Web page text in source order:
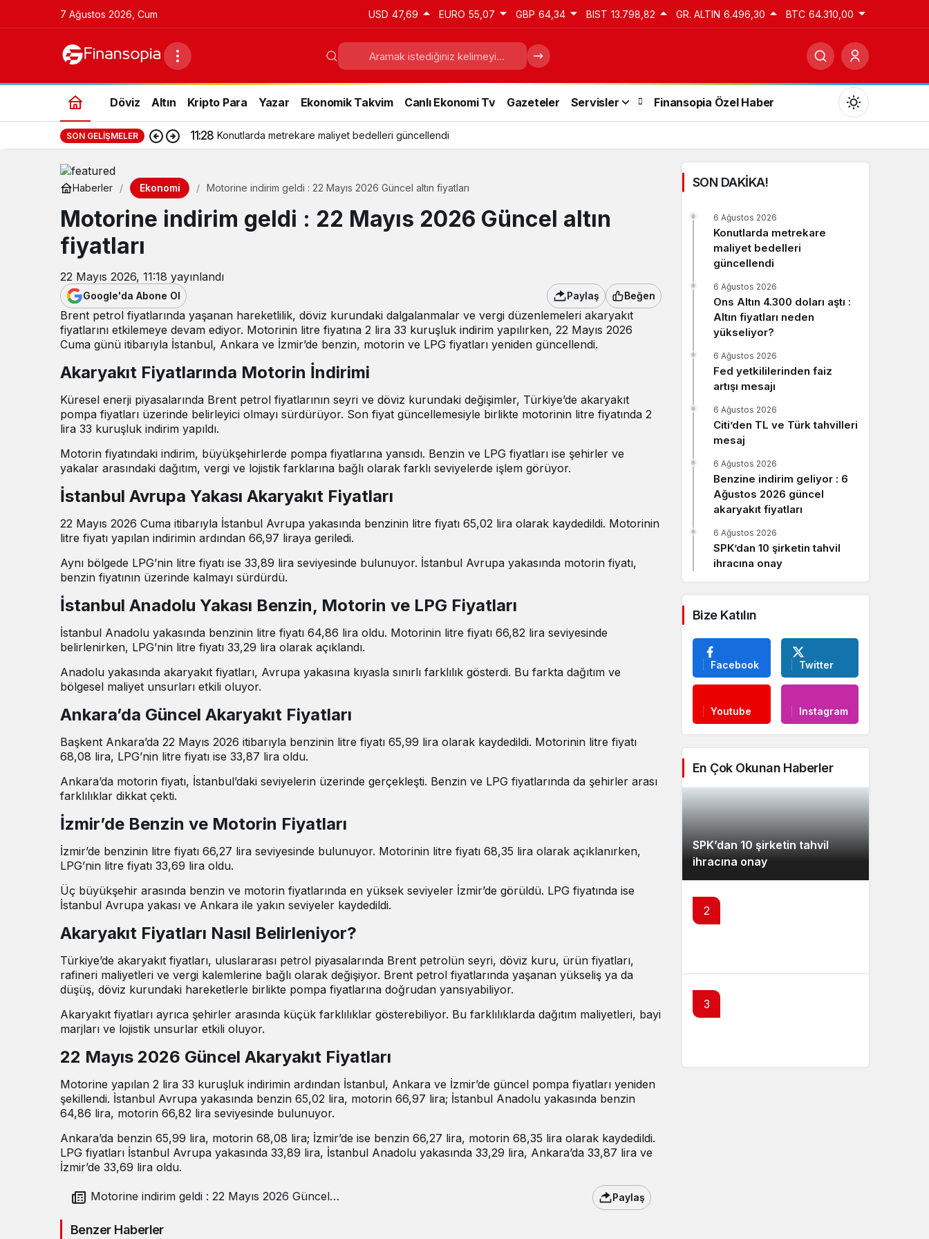
7 Ağustos 2026, Cum USD 47,69 EURO 55,07 GBP 64,34 BIST 13.798,82 GR. ALTIN 6.496,30 BTC 64.310,00
Döviz Altın Kripto Para Yazar Ekonomik Takvim Canlı Ekonomi Tv Gazeteler Servisler Finansopia Özel Haber
Gündüz modunu seçin.
Gece Modu
Sistem Modu
Sistem modunu seçin.
SON GELIŞMELER 11:28 Konutlarda metrekare maliyet bedelleri güncellendi
Haberler Ekonomi Motorine indirim geldi : 22 Mayıs 2026 Güncel altın fiyatları
Motorine indirim geldi : 22 Mayıs 2026 Güncel altın
fiyatları
22 Mayıs 2026, 11:18 yayınlandı
Google'da Abone Ol Paylaş Beğen
Brent petrol fiyatlarında yaşanan hareketlilik, döviz kurundaki dalgalanmalar ve vergi düzenlemeleri akaryakıt
fiyatlarını etkilemeye devam ediyor. Motorinin litre fiyatına 2 lira 33 kuruşluk indirim yapılırken, 22 Mayıs 2026
Cuma günü itibarıyla İstanbul, Ankara ve İzmir’de benzin, motorin ve LPG fiyatları yeniden güncellendi.
Akaryakıt Fiyatlarında Motorin İndirimi
Küresel enerji piyasalarında Brent petrol fiyatlarının seyri ve döviz kurundaki değişimler, Türkiye’de akaryakıt
pompa fiyatları üzerinde belirleyici olmayı sürdürüyor. Son fiyat güncellemesiyle birlikte motorinin litre fiyatında 2
lira 33 kuruşluk indirim yapıldı.
Motorin fiyatındaki indirim, büyükşehirlerde pompa fiyatlarına yansıdı. Benzin ve LPG fiyatları ise şehirler ve
yakalar arasındaki dağıtım, vergi ve lojistik farklarına bağlı olarak farklı seviyelerde işlem görüyor.
İstanbul Avrupa Yakası Akaryakıt Fiyatları
22 Mayıs 2026 Cuma itibarıyla İstanbul Avrupa yakasında benzinin litre fiyatı 65,02 lira olarak kaydedildi. Motorinin
litre fiyatı yapılan indirimin ardından 66,97 liraya geriledi.
Aynı bölgede LPG’nin litre fiyatı ise 33,89 lira seviyesinde bulunuyor. İstanbul Avrupa yakasında motorin fiyatı,
benzin fiyatının üzerinde kalmayı sürdürdü.
İstanbul Anadolu Yakası Benzin, Motorin ve LPG Fiyatları
İstanbul Anadolu yakasında benzinin litre fiyatı 64,86 lira oldu. Motorinin litre fiyatı 66,82 lira seviyesinde
belirlenirken, LPG’nin litre fiyatı 33,29 lira olarak açıklandı.
Anadolu yakasında akaryakıt fiyatları, Avrupa yakasına kıyasla sınırlı farklılık gösterdi. Bu farkta dağıtım ve
bölgesel maliyet unsurları etkili oluyor.
Ankara’da Güncel Akaryakıt Fiyatları
Başkent Ankara’da 22 Mayıs 2026 itibarıyla benzinin litre fiyatı 65,99 lira olarak kaydedildi. Motorinin litre fiyatı
68,08 lira, LPG’nin litre fiyatı ise 33,87 lira oldu.
Ankara’da motorin fiyatı, İstanbul’daki seviyelerin üzerinde gerçekleşti. Benzin ve LPG fiyatlarında da şehirler arası
farklılıklar dikkat çekti.
İzmir’de Benzin ve Motorin Fiyatları
İzmir’de benzinin litre fiyatı 66,27 lira seviyesinde bulunuyor. Motorinin litre fiyatı 68,35 lira olarak açıklanırken,
LPG’nin litre fiyatı 33,69 lira oldu.
Üç büyükşehir arasında benzin ve motorin fiyatlarında en yüksek seviyeler İzmir’de görüldü. LPG fiyatında ise
İstanbul Avrupa yakası ve Ankara ile yakın seviyeler kaydedildi.
Akaryakıt Fiyatları Nasıl Belirleniyor?
Türkiye’de akaryakıt fiyatları, uluslararası petrol piyasalarında Brent petrolün seyri, döviz kuru, ürün fiyatları,
rafineri maliyetleri ve vergi kalemlerine bağlı olarak değişiyor. Brent petrol fiyatlarında yaşanan yükseliş ya da
düşüş, döviz kurundaki hareketlerle birlikte pompa fiyatlarına doğrudan yansıyabiliyor.
Akaryakıt fiyatları ayrıca şehirler arasında küçük farklılıklar gösterebiliyor. Bu farklılıklarda dağıtım maliyetleri, bayi
marjları ve lojistik unsurlar etkili oluyor.
22 Mayıs 2026 Güncel Akaryakıt Fiyatları
Motorine yapılan 2 lira 33 kuruşluk indirimin ardından İstanbul, Ankara ve İzmir’de güncel pompa fiyatları yeniden
şekillendi. İstanbul Avrupa yakasında benzin 65,02 lira, motorin 66,97 lira; İstanbul Anadolu yakasında benzin
64,86 lira, motorin 66,82 lira seviyesinde bulunuyor.
Ankara’da benzin 65,99 lira, motorin 68,08 lira; İzmir’de ise benzin 66,27 lira, motorin 68,35 lira olarak kaydedildi.
LPG fiyatları İstanbul Avrupa yakasında 33,89 lira, İstanbul Anadolu yakasında 33,29 lira, Ankara’da 33,87 lira ve
İzmir’de 33,69 lira oldu.
Paylaş
Benzer Haberler
SON DAKİKA!
Konutlarda metrekare
maliyet bedelleri
güncellendi
6 Ağustos 2026
Ons Altın 4.300 doları aştı :
Altın fiyatları neden
yükseliyor?
6 Ağustos 2026
Fed yetkililerinden faiz
artışı mesajı
6 Ağustos 2026
Citi’den TL ve Türk tahvilleri
mesaj
6 Ağustos 2026
Benzine indirim geliyor : 6
Ağustos 2026 güncel
akaryakıt fiyatları
6 Ağustos 2026
SPK’dan 10 şirketin tahvil
ihracına onay
6 Ağustos 2026
Bize Katılın
Facebook Twitter
Youtube Instagram
En Çok Okunan Haberler
SPK’dan 10 şirketin tahvil
ihracına onay
2
3